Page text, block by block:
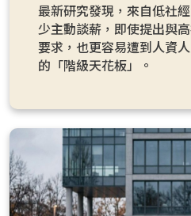
最新研究發現，來自低社
少主動談薪，即使提出與
要求，也更容易遭到人資
的「階級天花板」。